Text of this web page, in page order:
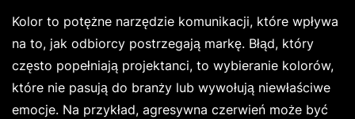
Kolor to potężne narzędzie komunikacji, które wpływa
na to, jak odbiorcy postrzegają markę. Błąd, który
często popełniają projektanci, to wybieranie kolorów,
które nie pasują do branży lub wywołują niewłaściwe
emocje. Na przykład, agresywna czerwień może być